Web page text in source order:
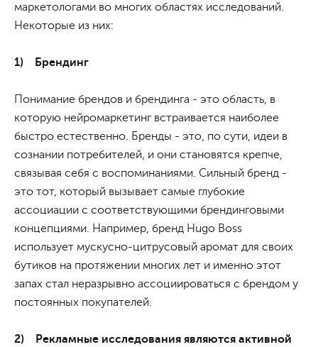
маркетологами во многих областях исследований.
Некоторые из них:
1) Брендинг
Понимание брендов и брендинга - это область, в
которую нейромаркетинг встраивается наиболее
быстро естественно. Бренды - это, по сути, идеи в
сознании потребителей, и они становятся крепче,
связывая себя с воспоминаниями. Сильный бренд -
это тот, который вызывает самые глубокие
ассоциации с соответствующими брендинговыми
концепциями. Например, бренд Hugo Boss
использует мускусно-цитрусовый аромат для своих
бутиков на протяжении многих лет и именно этот
запах стал неразрывно ассоциироваться с брендом у
постоянных покупателей.
2) Рекламные исследования являются активной